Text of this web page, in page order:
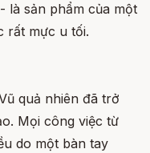
là sản phẩm của một
rất mực u tối.
quả nhiên đã trở
Mọi công việc từ
do một bàn tay